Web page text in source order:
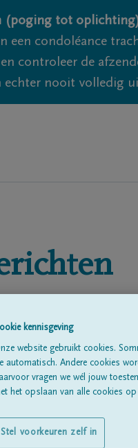
(poging tot
een condoléance
controleer de
nooit volledig
kennisgeving
website gebruikt cookies.
automatisch. Andere cookies
vragen we wél jouw
het opslaan van alle cookies
Stel voorkeuren zelf in